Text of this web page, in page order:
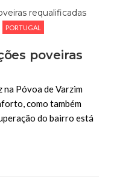
PORTUGAL
poveiras
Póvoa de Varzim
como também
do bairro está